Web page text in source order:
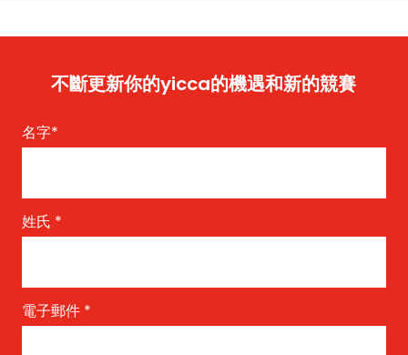
不斷更新你的yicca的機遇和新的競賽
名字*
姓氏 *
電子郵件 *